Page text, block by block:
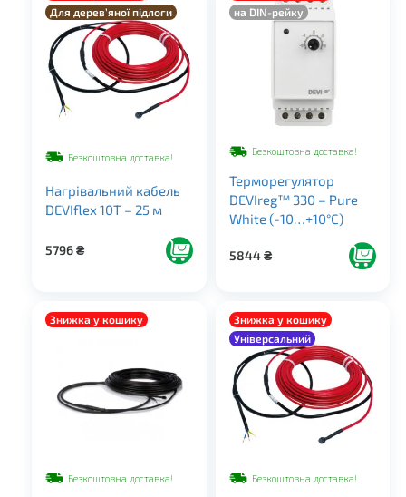
Для дерев’яної підлоги
Безкоштовна доставка!
Нагрівальний кабель
DEVIflex 10Т – 25 м
5796₴
на DIN-рейку
Безкоштовна доставка!
Терморегулятор
DEVIreg™ 330 – Pure
White (-10…+10°C)
5844₴
Знижка у кошику
Безкоштовна доставка!
Знижка у кошику
Універсальний
Безкоштовна доставка!